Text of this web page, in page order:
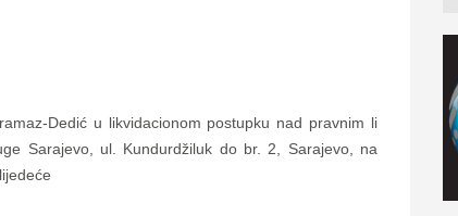
Dedić u likvidacionom postupku nad pravnim li
Sarajevo, ul. Kundurdžiluk do br. 2, Sarajevo, na